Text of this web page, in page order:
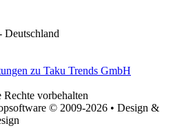
Deutschland
vorbehalten
© 2009-2026 • Design &